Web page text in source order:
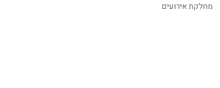
מחלקת אירועים